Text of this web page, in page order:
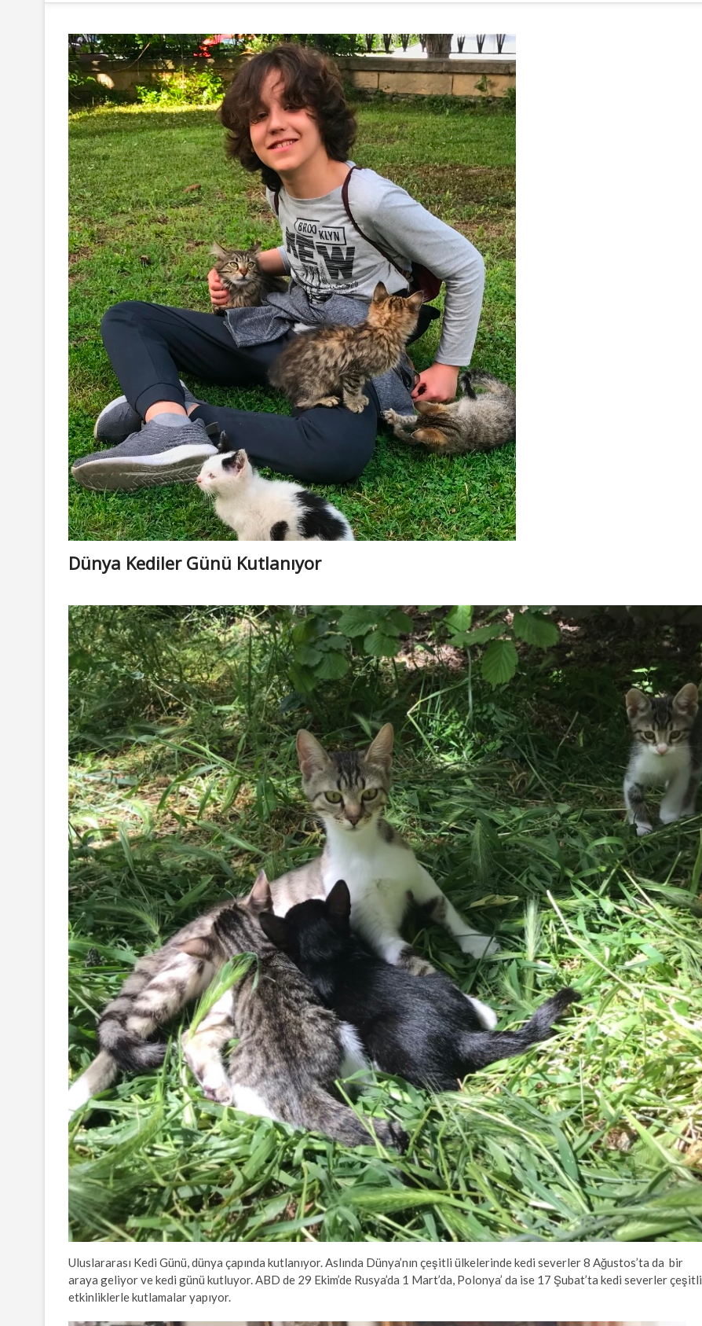
Dünya Kediler Günü Kutlanıyor
Uluslararası Kedi Günü, dünya çapında kutlanıyor. Aslında Dünya’nın çeşitli ülkelerinde kedi severler 8 Ağustos’ta da bir
araya geliyor ve kedi günü kutluyor. ABD de 29 Ekim’de Rusya’da 1 Mart’da, Polonya’ da ise 17 Şubat’ta kedi severler çeşitli
etkinliklerle kutlamalar yapıyor.